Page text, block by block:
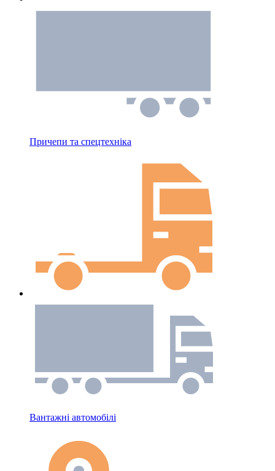
Причепи та спецтехніка
Вантажні автомобілі